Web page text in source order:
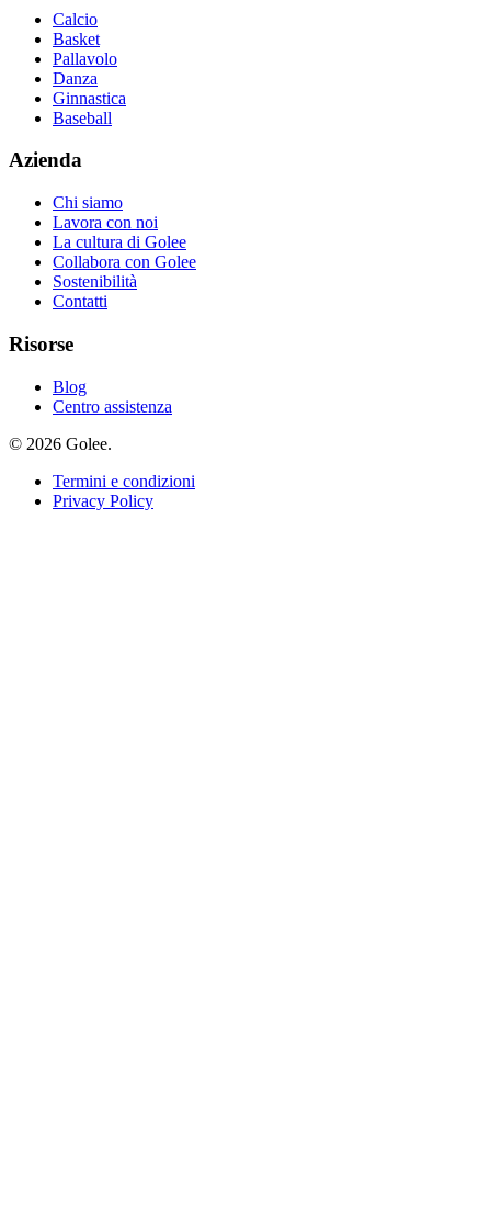
Calcio
Basket
Pallavolo
Danza
Ginnastica
Baseball
Azienda
Chi siamo
Lavora con noi
La cultura di Golee
Collabora con Golee
Sostenibilità
Contatti
Risorse
Blog
Centro assistenza
© 2026 Golee.
Termini e condizioni
Privacy Policy